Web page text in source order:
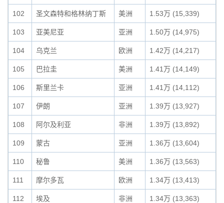
102 圣文森特和格林纳丁斯 美洲 1.53万 (15,339)
103 亚美尼亚 亚洲 1.50万 (14,975)
104 乌克兰 欧洲 1.42万 (14,217)
105 巴拉圭 美洲 1.41万 (14,149)
106 斯里兰卡 亚洲 1.41万 (14,112)
107 伊朗 亚洲 1.39万 (13,927)
108 阿尔及利亚 非洲 1.39万 (13,892)
109 蒙古 亚洲 1.36万 (13,604)
110 秘鲁 美洲 1.36万 (13,563)
111 摩尔多瓦 欧洲 1.34万 (13,413)
112 埃及 非洲 1.34万 (13,363)